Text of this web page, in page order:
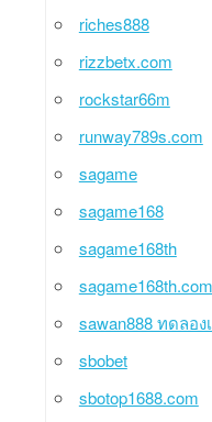
riches888
rizzbetx.com
rockstar66m
runway789s.com
sagame
sagame168
sagame168th
sagame168th.com
sawan888 ทดลอง
sbobet
sbotop1688.com